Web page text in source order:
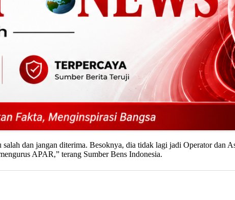
dan jangan diterima. Besoknya, dia tidak lagi jadi Operator dan
APAR,” terang Sumber Bens Indonesia.